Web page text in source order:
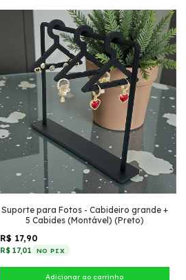
Suporte para Fotos - Cabideiro grande +
5 Cabides (Montável) (Preto)
R$ 17,90
R$ 17,01 NO PIX